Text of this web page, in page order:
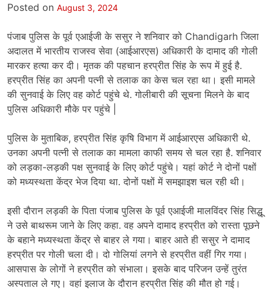
Posted on August 3, 2024
पंजाब पुलिस के पूर्व एआईजी के ससुर ने शनिवार को Chandigarh जिला
अदालत में भारतीय राजस्व सेवा (आईआरएस) अधिकारी के दामाद की गोली
मारकर हत्या कर दी। मृतक की पहचान हरप्रीत सिंह के रूप में हुई है.
हरप्रीत सिंह का अपनी पत्नी से तलाक का केस चल रहा था। इसी मामले
की सुनवाई के लिए वह कोर्ट पहुंचे थे. गोलीबारी की सूचना मिलने के बाद
पुलिस अधिकारी मौके पर पहुंचे |
पुलिस के मुताबिक, हरप्रीत सिंह कृषि विभाग में आईआरएस अधिकारी थे.
उनका अपनी पत्नी से तलाक का मामला काफी समय से चल रहा है. शनिवार
को लड़का-लड़की पक्ष सुनवाई के लिए कोर्ट पहुंचे। यहां कोर्ट ने दोनों पक्षों
को मध्यस्थता केंद्र भेज दिया था. दोनों पक्षों में समझाइश चल रही थी।
इसी दौरान लड़की के पिता पंजाब पुलिस के पूर्व एआईजी मालविंदर सिंह सिद्धू
ने उसे बाथरूम जाने के लिए कहा. वह अपने दामाद हरप्रीत को रास्ता पूछने
के बहाने मध्यस्थता केंद्र से बाहर ले गया। बाहर आते ही ससुर ने दामाद
हरप्रीत पर गोली चला दी। दो गोलियां लगने से हरप्रीत वहीं गिर गया।
आसपास के लोगों ने हरप्रीत को संभाला। इसके बाद परिजन उन्हें तुरंत
अस्पताल ले गए। वहां इलाज के दौरान हरप्रीत सिंह की मौत हो गई।